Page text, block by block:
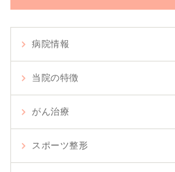
病院情報
当院の特徴
がん治療
スポーツ整形